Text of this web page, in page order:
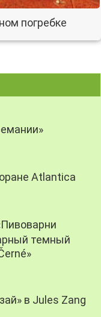
погребке
Atlantica
темный
в Jules Zang